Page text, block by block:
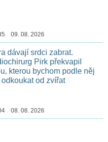
09. 08. 2026
dávají srdci zabrat.
Pirk překvapil
kterou bychom podle něj
odkoukat od zvířat
08. 08. 2026